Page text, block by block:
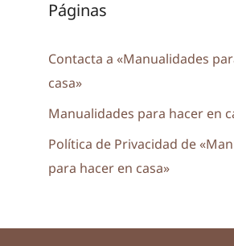
Páginas
Contacta a «Manualidades
casa»
Manualidades para hacer en
Política de Privacidad de
para hacer en casa»